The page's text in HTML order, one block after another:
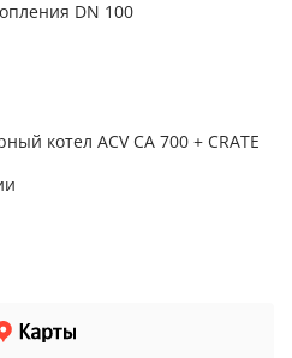
DN 100
котел ACV CA 700 + CRATE